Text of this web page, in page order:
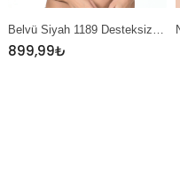
Nbb 4618 Ekru Dantel…